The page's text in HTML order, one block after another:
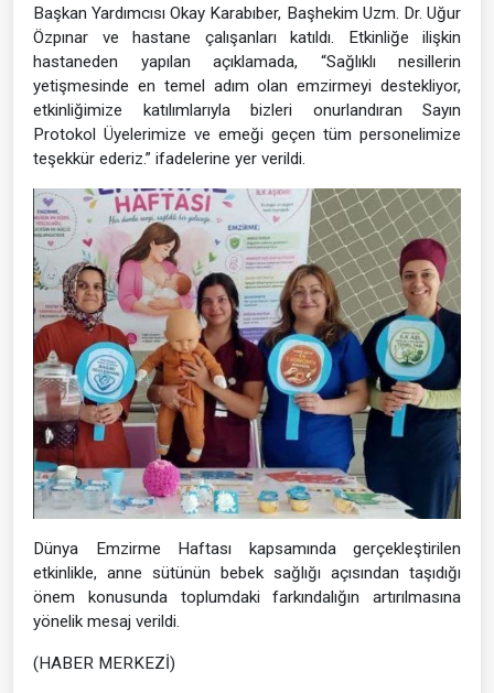
Başkan Yardımcısı Okay Karabıber, Başhekim Uzm. Dr. Uğur
Özpınar ve hastane çalışanları katıldı. Etkinliğe ilişkin
hastaneden yapılan açıklamada, “Sağlıklı nesillerin
yetişmesinde en temel adım olan emzirmeyi destekliyor,
etkinliğimize katılımlarıyla bizleri onurlandıran Sayın
Protokol Üyelerimize ve emeği geçen tüm personelimize
teşekkür ederiz.” ifadelerine yer verildi.
Dünya Emzirme Haftası kapsamında gerçekleştirilen
etkinlikle, anne sütünün bebek sağlığı açısından taşıdığı
önem konusunda toplumdaki farkındalığın artırılmasına
yönelik mesaj verildi.
(HABER MERKEZİ)